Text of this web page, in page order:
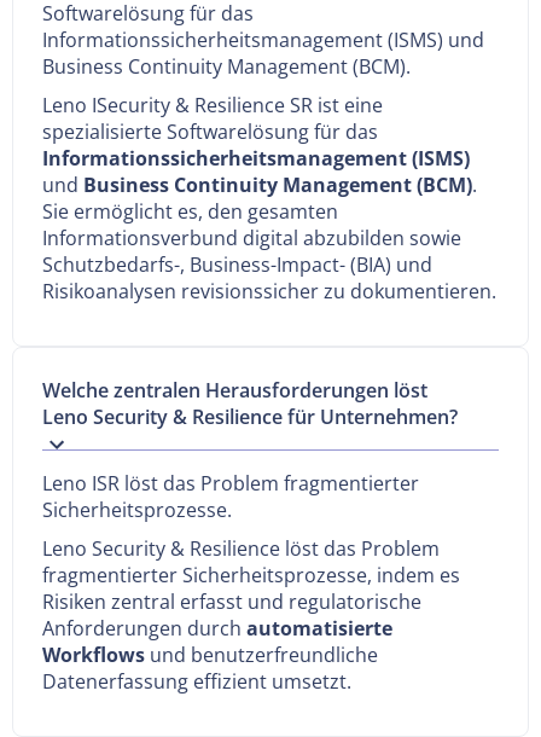
Softwarelösung für das
Informationssicherheitsmanagement (ISMS) und
Business Continuity Management (BCM).
Leno ISecurity & Resilience SR ist eine
spezialisierte Softwarelösung für das
Informationssicherheitsmanagement (ISMS)
und Business Continuity Management (BCM).
Sie ermöglicht es, den gesamten
Informationsverbund digital abzubilden sowie
Schutzbedarfs-, Business-Impact- (BIA) und
Risikoanalysen revisionssicher zu dokumentieren.
Welche zentralen Herausforderungen löst
Leno Security & Resilience für Unternehmen?
Leno ISR löst das Problem fragmentierter
Sicherheitsprozesse.
Leno Security & Resilience löst das Problem
fragmentierter Sicherheitsprozesse, indem es
Risiken zentral erfasst und regulatorische
Anforderungen durch automatisierte
Workflows und benutzerfreundliche
Datenerfassung effizient umsetzt.